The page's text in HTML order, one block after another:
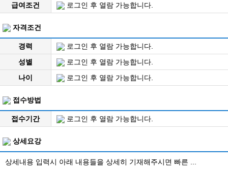
급여조건
로그인 후 열람 가능합니다.
자격조건
경력
로그인 후 열람 가능합니다.
성별
로그인 후 열람 가능합니다.
나이
로그인 후 열람 가능합니다.
접수방법
접수기간 로그인 후 열람 가능합니다.
상세요강
상세내용 입력시 아래 내용들을 상세히 기재해주시면 빠른 ...